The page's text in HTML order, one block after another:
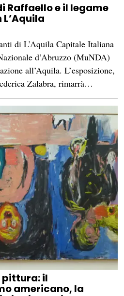
Raffaello e il legame
di L’Aquila Capitale Italiana
d’Abruzzo (MuNDA)
all’Aquila. L’esposizione,
Zalabra, rimarrà…
pittura: il
americano, la